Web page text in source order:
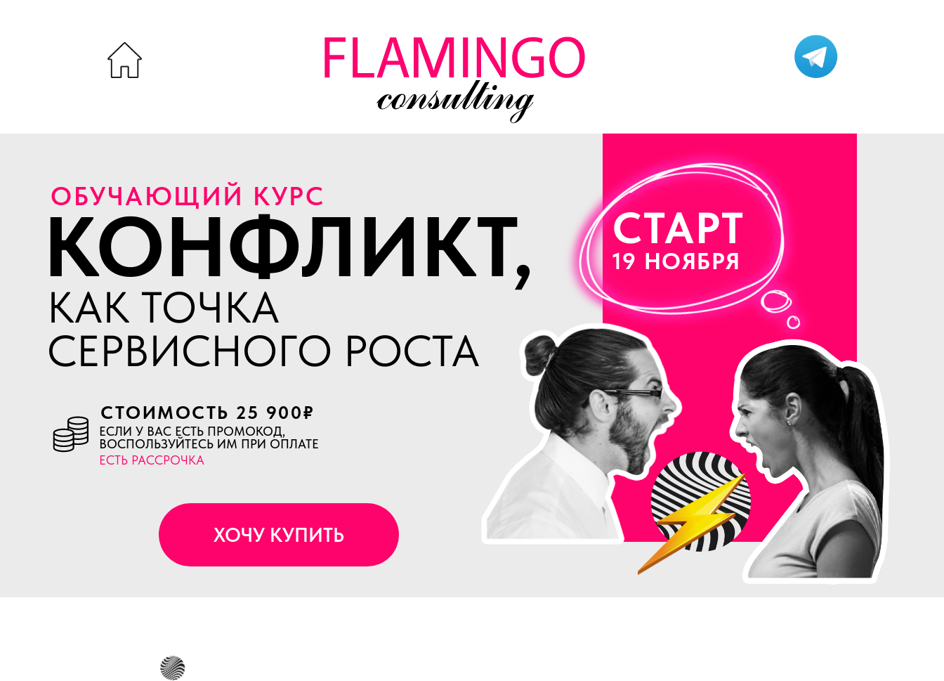
СТОИМОСТЬ 25 900₽
ХОЧУ КУПИТЬ
СТАРТ
19 НОЯБРЯ
КАК ТОЧКА
СЕРВИСНОГО РОСТА
КОНФЛИКТ,
ОБУЧАЮЩИЙ КУРС
ЕСТЬ РАССРОЧКА
ЕСЛИ У ВАС ЕСТЬ ПРОМОКОД,
ВОСПОЛЬЗУЙТЕСЬ ИМ ПРИ ОПЛАТЕ